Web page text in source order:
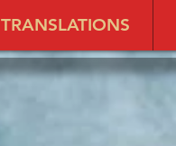
TRANSLATIONS